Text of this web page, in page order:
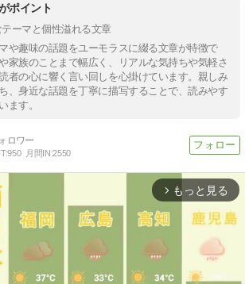
ポイント
テーマと個性溢れる文章
や趣味の話題をユーモラスに綴る文章が特徴で
家族のことまで幅広く、リアルな気持ちや気軽さ
者の心に響く言い回しを心掛けています。親しみ
、身近な話題を丁寧に描写することで、読みやす
ます。
950 月間IN:2550
arrow_forward_ios もっと見る